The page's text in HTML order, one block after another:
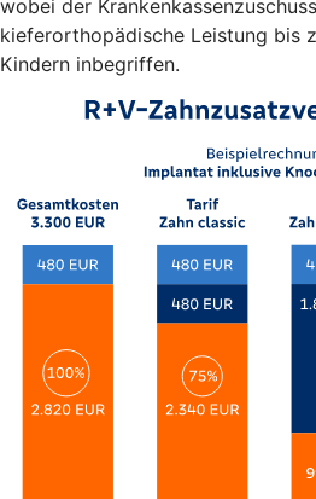
wobei der
kieferorthopädische Leistung bis
Kindern inbegriffen.